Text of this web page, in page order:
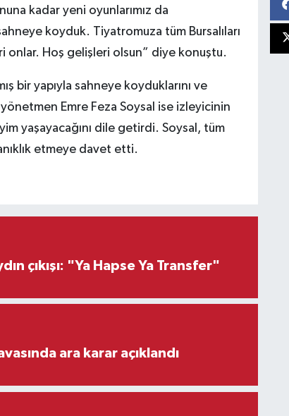
kadar yeni oyunlarımız da
koyduk. Tiyatromuza tüm Bursalıları
onlar. Hoş gelişleri olsun” diye konuştu.
bir yapıyla sahneye koyduklarını ve
Emre Feza Soysal ise izleyicinin
yaşayacağını dile getirdi. Soysal, tüm
etmeye davet etti.
çıkışı: "Ya Hapse Ya Transfer"
ara karar açıklandı